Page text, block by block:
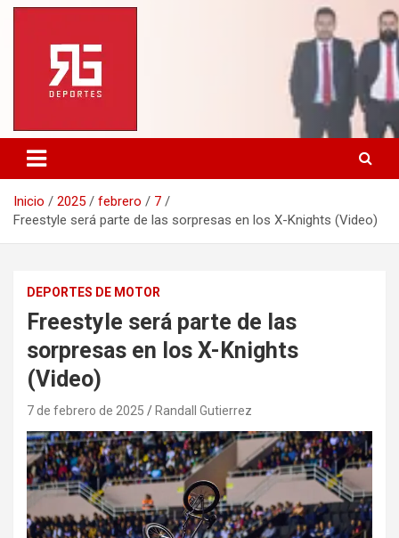
Saltar
contenido
Inicio 2025 febrero
7
Freestyle será parte de las sorpresas en los X-Knights (Video)
DEPORTES DE MOTOR
Freestyle será parte de las
sorpresas en los X-Knights
(Video)
7 de febrero de 2025 Randall Gutierrez